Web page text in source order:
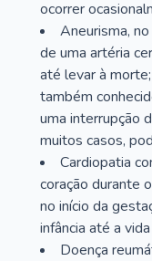
ocorrer
Aneurisma,
de uma artéria
até levar à
também
uma interrupção
muitos casos,
Cardiopatia
coração durante
no início da
infância até a
Doença